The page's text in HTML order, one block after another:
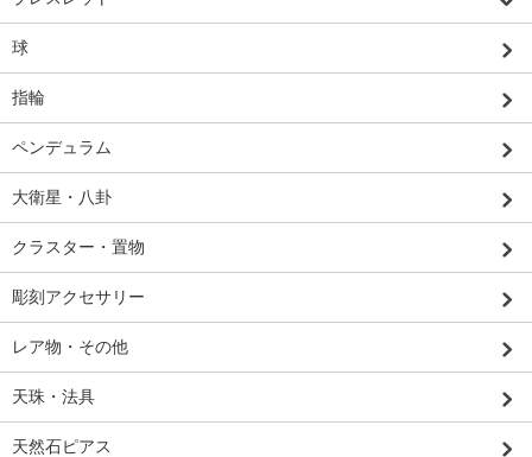
球
指輪
ペンデュラム
大衛星・八卦
クラスター・置物
彫刻アクセサリー
レア物・その他
天珠・法具
天然石ピアス